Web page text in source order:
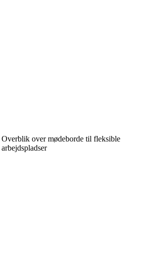
Overblik over mødeborde til fleksible
arbejdspladser